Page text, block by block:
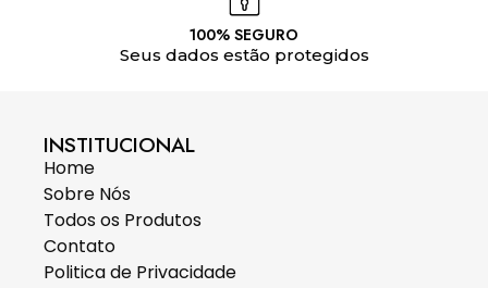
100% SEGURO
Seus dados estão protegidos
INSTITUCIONAL
Home
Sobre Nós
Todos os Produtos
Contato
Politica de Privacidade